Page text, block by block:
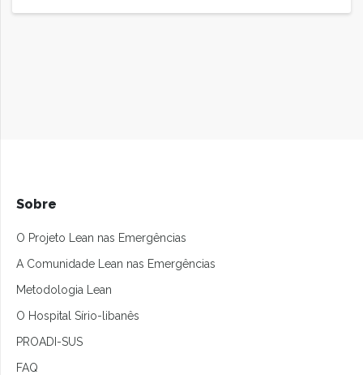
Sobre
O Projeto Lean nas Emergências
A Comunidade Lean nas Emergências
Metodologia Lean
O Hospital Sírio-libanês
PROADI-SUS
FAQ